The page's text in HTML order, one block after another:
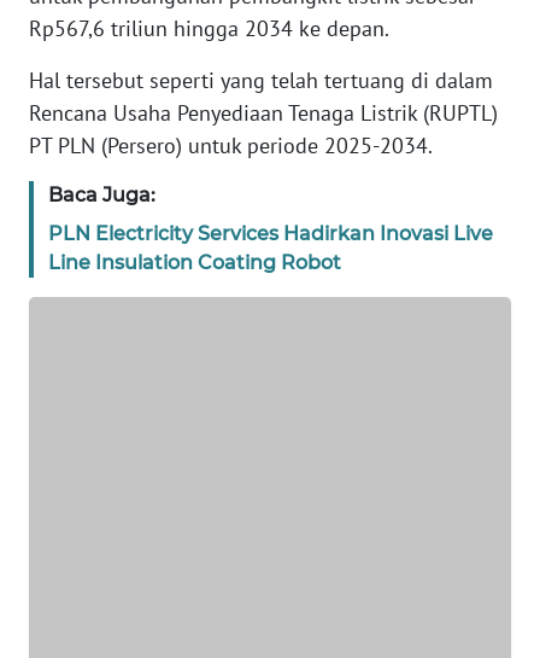
Rp567,6 triliun hingga 2034 ke depan.
Hal tersebut seperti yang telah tertuang di dalam
Rencana Usaha Penyediaan Tenaga Listrik (RUPTL)
PT PLN (Persero) untuk periode 2025-2034.
Baca Juga:
PLN Electricity Services Hadirkan Inovasi Live
Line Insulation Coating Robot
REDAKSI
KARIR
DISCLAIMER
Wahana
Regional